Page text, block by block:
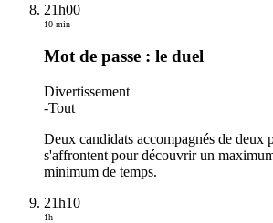
21h00
10 min
Mot de passe : le duel
Divertissement
-Tout
Deux candidats accompagnés de deux
s'affrontent pour découvrir un
minimum de temps.
21h10
1h